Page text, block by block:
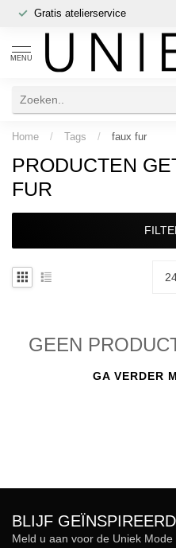
Gratis atelierservice
MENU
Home / Tags / faux fur
PRODUCTEN
FUR
GEEN
GA VERDER
BLIJF GEÏNSPIREERD
Meld u aan voor de Uniek